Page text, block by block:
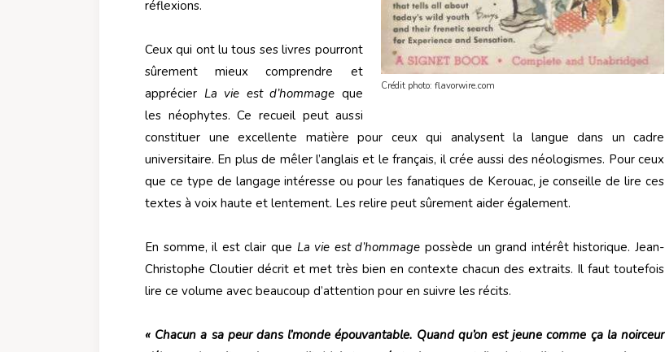
Crédit photo: flavorwire.com
réflexions.
Ceux qui ont lu tous ses livres pourront
sûrement mieux comprendre et
apprécier La vie est d’hommage que
les néophytes. Ce recueil peut aussi
constituer une excellente matière pour ceux qui analysent la langue dans un cadre
universitaire. En plus de mêler l’anglais et le français, il crée aussi des néologismes. Pour ceux
que ce type de langage intéresse ou pour les fanatiques de Kerouac, je conseille de lire ces
textes à voix haute et lentement. Les relire peut sûrement aider également.
En somme, il est clair que La vie est d’hommage possède un grand intérêt historique. Jean-
Christophe Cloutier décrit et met très bien en contexte chacun des extraits. Il faut toutefois
lire ce volume avec beaucoup d’attention pour en suivre les récits.
« Chacun a sa peur dans l’monde épouvantable. Quand qu’on est jeune comme ça la noirceur